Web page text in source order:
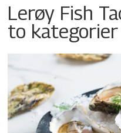
Lerøy Fish
to kategorier